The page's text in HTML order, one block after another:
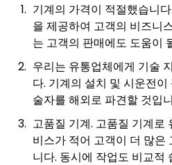
기계의 가격이 적절했습니
을 제공하여 고객의 비즈니
는 고객의 판매에도 도움이
우리는 유통업체에게 기술
다. 기계의 설치 및 시운전
술자를 해외로 파견할 것입
고품질 기계. 고품질 기계로
비스가 적어 고객이 더 많은
니다. 동시에 작업도 비교적